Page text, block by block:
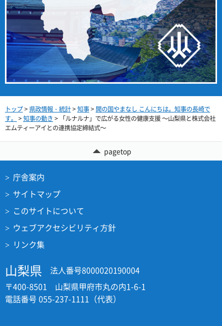
トップ> 県政情報・統計>知事> 開の国やまなし こんにちは。知事の長崎で
す。 >知事の動き > 「ルナルナ」で広がる女性の健康支援 ～山梨県と株式会社
エムティーアイとの連携協定締結式～
pagetop
庁舎案内
サイトマップ
このサイトについて
ウェブアクセシビリティ方針
リンク集
山梨県
法人番号8000020190004
〒400-8501 山梨県甲府市丸の内1-6-1
電話番号 055-237-1111（代表）